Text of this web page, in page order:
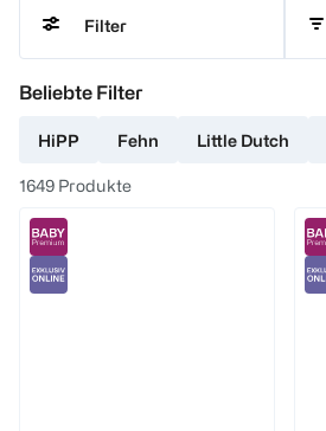
Filter
Beliebte Filter
HiPP Fehn Little Dutch
1649 Produkte